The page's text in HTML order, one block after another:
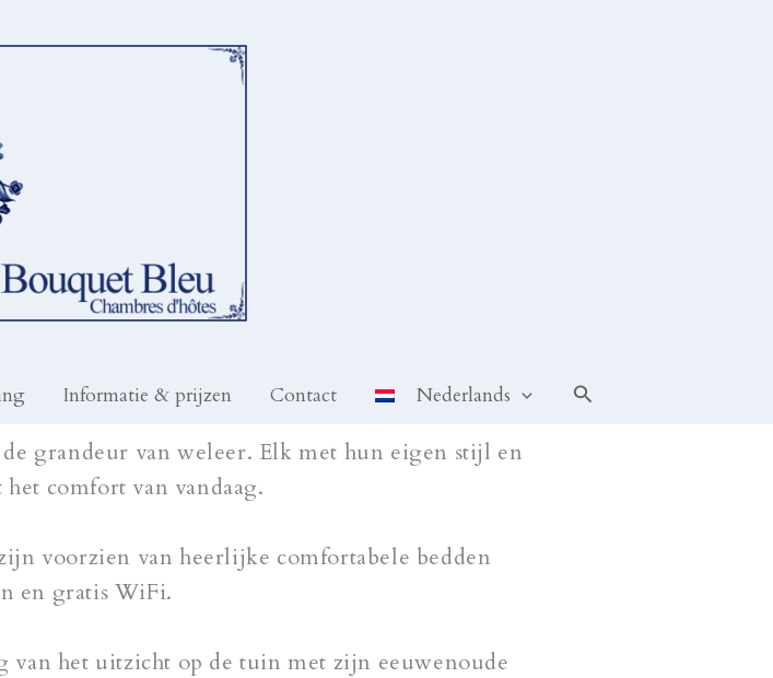
Informatie & prijzen Contact Nederlands Zoeken
grandeur van weleer. Elk met hun eigen stijl en
comfort van vandaag.
voorzien van heerlijke comfortabele bedden
en gratis WiFi.
van het uitzicht op de tuin met zijn eeuwenoude